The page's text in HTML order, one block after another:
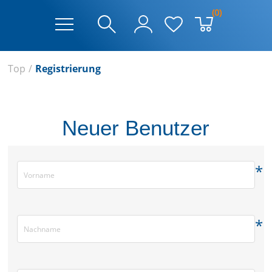
(0)
Top / Registrierung
Neuer Benutzer
*
*